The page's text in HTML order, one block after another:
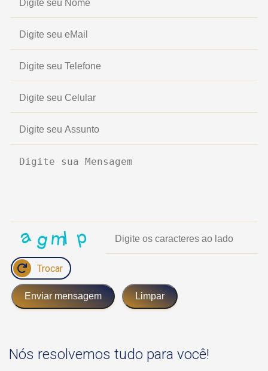
Trocar
Enviar mensagem Limpar
Nós resolvemos tudo para você!